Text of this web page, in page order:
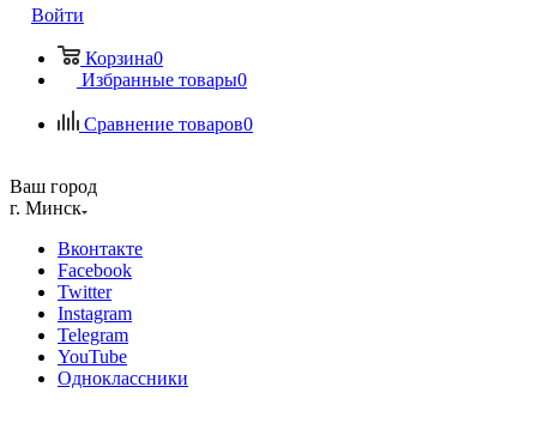
Войти
Корзина0
Избранные товары0
Сравнение товаров0
Ваш город
г. Минск
Вконтакте
Facebook
Twitter
Instagram
Telegram
YouTube
Одноклассники